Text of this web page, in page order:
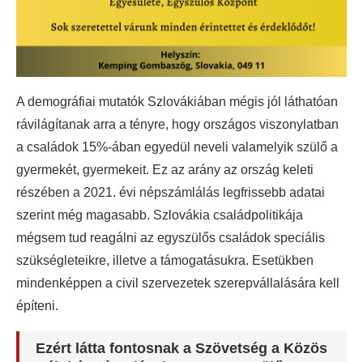
A demográfiai mutatók Szlovákiában mégis jól láthatóan
rávilágítanak arra a tényre, hogy országos viszonylatban
a családok 15%-ában egyedül neveli valamelyik szülő a
gyermekét, gyermekeit. Ez az arány az ország keleti
részében a 2021. évi népszámlálás legfrissebb adatai
szerint még magasabb. Szlovákia családpolitikája
mégsem tud reagálni az egyszülős családok speciális
szükségleteikre, illetve a támogatásukra. Esetükben
mindenképpen a civil szervezetek szerepvállalására kell
építeni.
Ezért látta fontosnak a Szövetség a Közös